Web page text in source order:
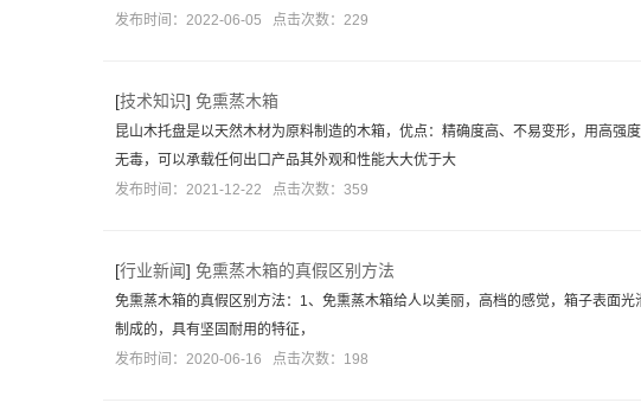
发布时间：2022-06-05 点击次数：229
[技术知识] 免熏蒸木箱
昆山木托盘是以天然木材为原料制造的木箱，优点：精确度高、不易变形，用高
无毒，可以承载任何出口产品其外观和性能大大优于大
发布时间：2021-12-22 点击次数：359
[行业新闻] 免熏蒸木箱的真假区别方法
免熏蒸木箱的真假区别方法：1、免熏蒸木箱给人以美丽，高档的感觉，箱子表面
制成的，具有坚固耐用的特征，
发布时间：2020-06-16 点击次数：198